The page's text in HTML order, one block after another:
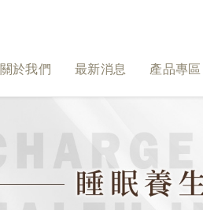
關於我們 最新消息 產品專區